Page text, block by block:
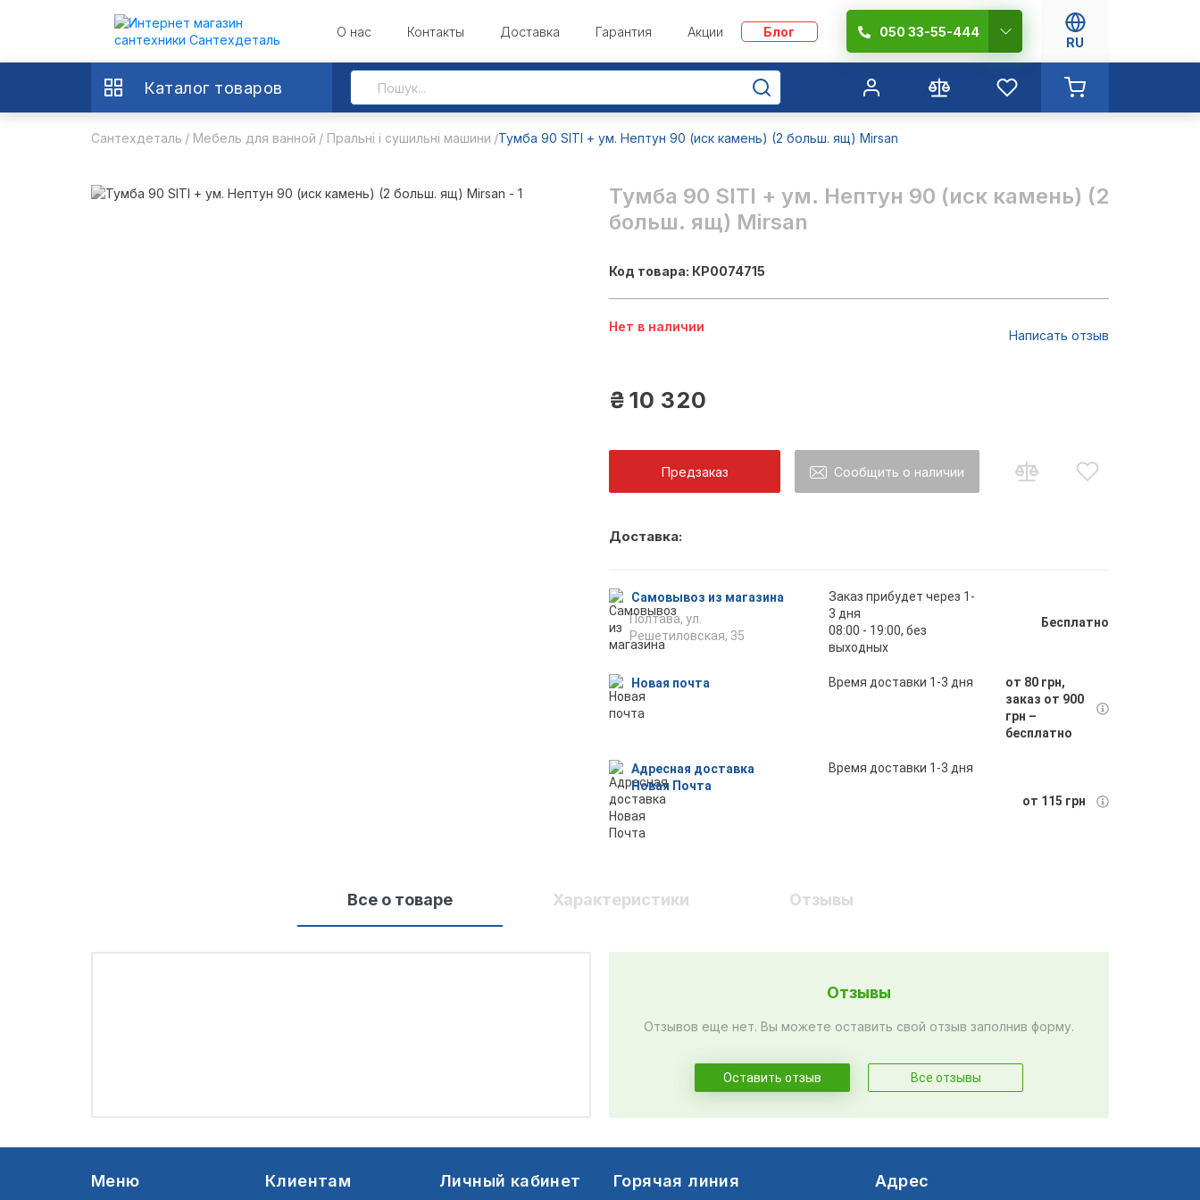
О нас Контакты Доставка Гарантия Акции Блог 050 33-55-444
RU
Каталог товаров
Сантехдеталь Мебель для ванной Пральні і сушильні машини Тумба 90 SITI + ум. Нептун 90 (иск камень) (2 больш. ящ) Mirsan
Тумба 90 SITI + ум. Нептун 90 (иск камень) (2
больш. ящ) Mirsan
Код товара: КР0074715
Нет в наличии
Написать отзыв
₴ 10 320
Предзаказ Сообщить о наличии
Доставка:
Самовывоз из магазина
Полтава, ул.
Решетиловская, 35
Заказ прибудет через 1-
3 дня
08:00 - 19:00, без
выходных
Бесплатно
Новая почта Время доставки 1-3 дня
от 80 грн,
заказ от 900
грн –
бесплатно
Адресная доставка
Новая Почта
Время доставки 1-3 дня
от 115 грн
Все о товаре Характеристики Отзывы
Отзывы
Отзывов еще нет. Вы можете оставить свой отзыв заполнив форму.
Оставить отзыв Все отзывы
Меню Клиентам Личный кабинет Горячая линия Адрес